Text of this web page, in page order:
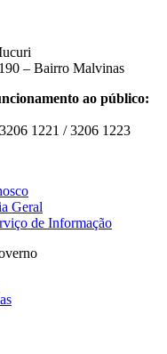
– Bairro Malvinas
ao público:
1221 / 3206 1223
Geral
de Informação